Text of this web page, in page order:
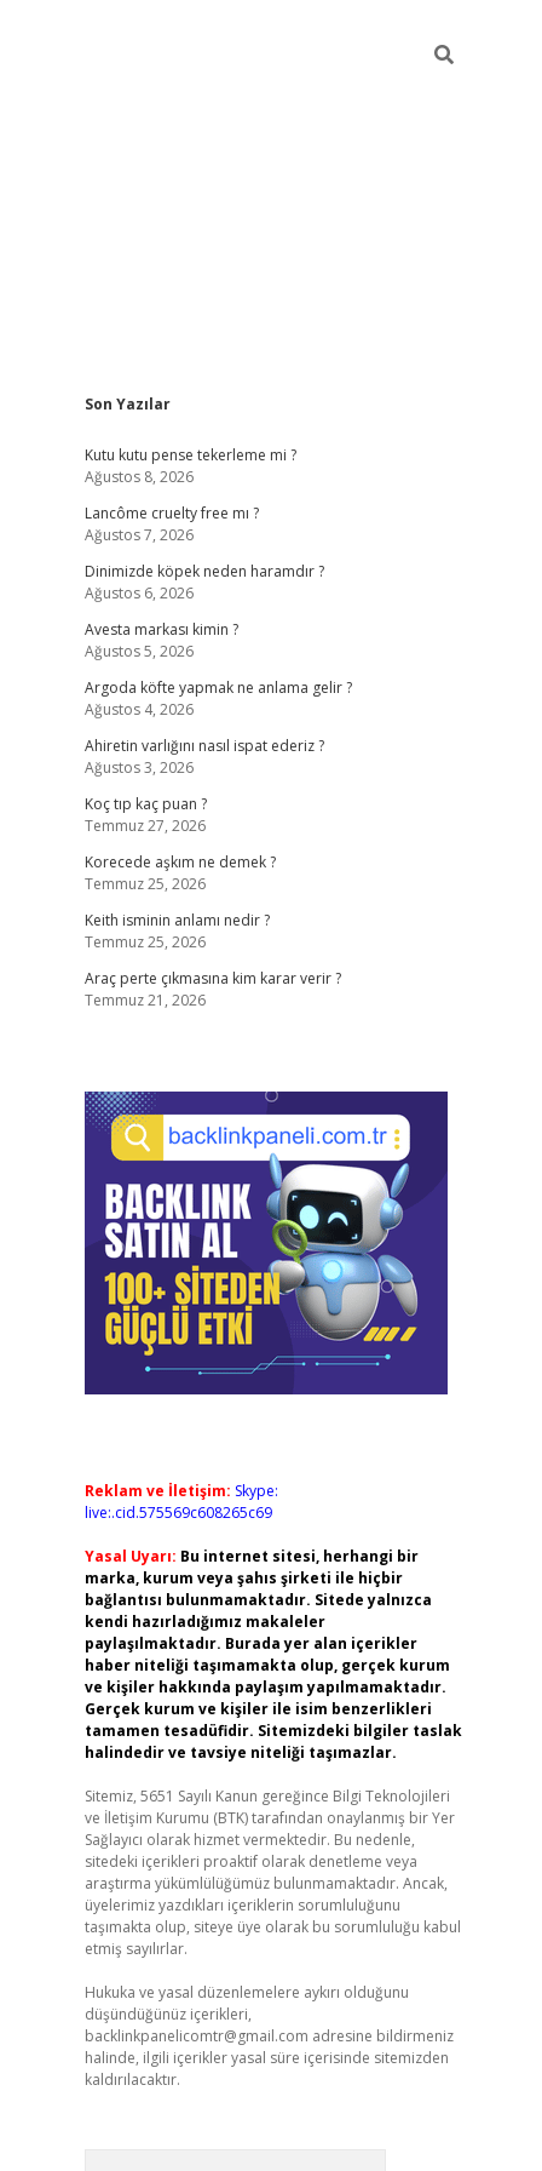
Sidebar
Son Yazılar
Kutu kutu pense tekerleme mi ?
Ağustos 8, 2026
Lancôme cruelty free mı ?
Ağustos 7, 2026
Dinimizde köpek neden haramdır ?
Ağustos 6, 2026
Avesta markası kimin ?
Ağustos 5, 2026
Argoda köfte yapmak ne anlama gelir ?
Ağustos 4, 2026
Ahiretin varlığını nasıl ispat ederiz ?
Ağustos 3, 2026
Koç tıp kaç puan ?
Temmuz 27, 2026
Korecede aşkım ne demek ?
Temmuz 25, 2026
Keith isminin anlamı nedir ?
Temmuz 25, 2026
Araç perte çıkmasına kim karar verir ?
Temmuz 21, 2026
Reklam ve İletişim: Skype:
live:.cid.575569c608265c69
Yasal Uyarı: Bu internet sitesi, herhangi bir
marka, kurum veya şahıs şirketi ile hiçbir
bağlantısı bulunmamaktadır. Sitede yalnızca
kendi hazırladığımız makaleler
paylaşılmaktadır. Burada yer alan içerikler
haber niteliği taşımamakta olup, gerçek kurum
ve kişiler hakkında paylaşım yapılmamaktadır.
Gerçek kurum ve kişiler ile isim benzerlikleri
tamamen tesadüfidir. Sitemizdeki bilgiler taslak
halindedir ve tavsiye niteliği taşımazlar.
Sitemiz, 5651 Sayılı Kanun gereğince Bilgi Teknolojileri
ve İletişim Kurumu (BTK) tarafından onaylanmış bir Yer
Sağlayıcı olarak hizmet vermektedir. Bu nedenle,
sitedeki içerikleri proaktif olarak denetleme veya
araştırma yükümlülüğümüz bulunmamaktadır. Ancak,
üyelerimiz yazdıkları içeriklerin sorumluluğunu
taşımakta olup, siteye üye olarak bu sorumluluğu kabul
etmiş sayılırlar.
Hukuka ve yasal düzenlemelere aykırı olduğunu
düşündüğünüz içerikleri,
backlinkpanelicomtr@gmail.com adresine bildirmeniz
halinde, ilgili içerikler yasal süre içerisinde sitemizden
kaldırılacaktır.
ilbet güncel giriş adresi